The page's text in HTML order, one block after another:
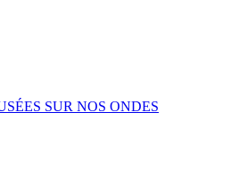
SUR NOS ONDES